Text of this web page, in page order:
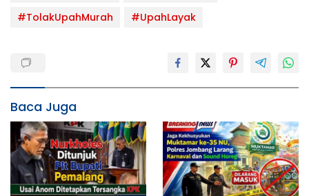
#TolakUpahMurah
#UpahLayak
Baca Juga